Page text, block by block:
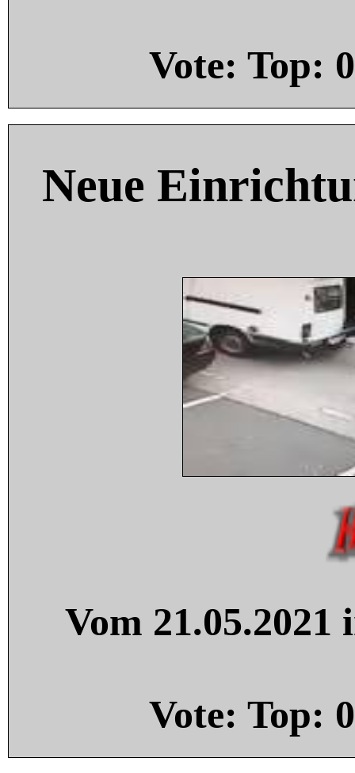
Vote: Top: 0
Neue
Vom
Vote: Top: 0